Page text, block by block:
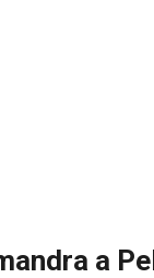
a